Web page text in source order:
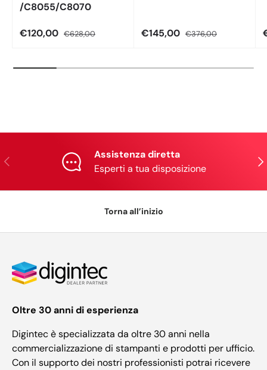
/C8055/C8070
€120,00 €628,00 €145,00 €376,00
Indietro
Assistenza diretta
Esperti a tua disposizione
Torna all’inizio
Oltre 30 anni di esperienza
Digintec è specializzata da oltre 30 anni nella
commercializzazione di stampanti e prodotti per ufficio.
Con il supporto dei nostri professionisti potrai ricevere